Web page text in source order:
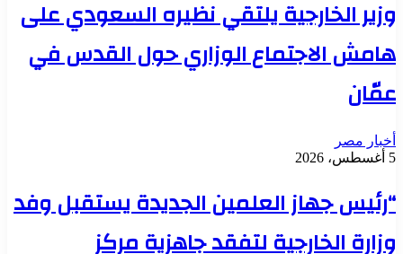
وزير الخارجية يلتقي نظيره السعودي على
هامش الاجتماع الوزاري حول القدس في
عمّان
أخبار مصر
5 أغسطس، 2026
“رئيس جهاز العلمين الجديدة يستقبل وفد
وزارة الخارجية لتفقد جاهزية مركز